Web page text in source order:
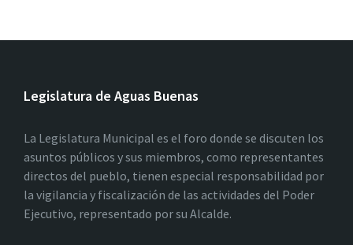
Legislatura de Aguas Buenas
La Legislatura Municipal es el foro donde se discuten los
asuntos públicos y sus miembros, como representantes
directos del pueblo, tienen especial responsabilidad por
la vigilancia y fiscalización de las actividades del Poder
Ejecutivo, representado por su Alcalde.